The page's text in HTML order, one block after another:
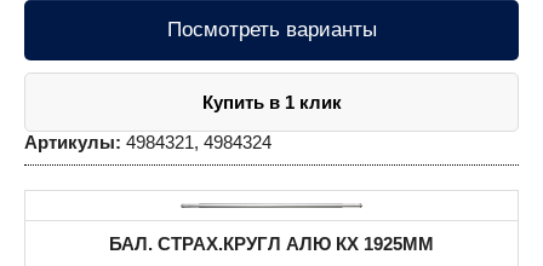
Посмотреть варианты
Купить в 1 клик
Артикулы: 4984321, 4984324
БАЛ. СТРАХ.КРУГЛ АЛЮ КХ 1925MM